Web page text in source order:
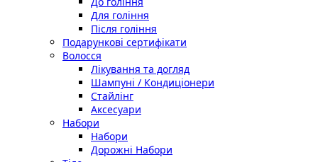
Для гоління
Після гоління
Подарункові сертифікати
Волосся
Лікування та догляд
Шампуні / Кондиціонери
Стайлінг
Аксесуари
Набори
Набори
Дорожні Набори